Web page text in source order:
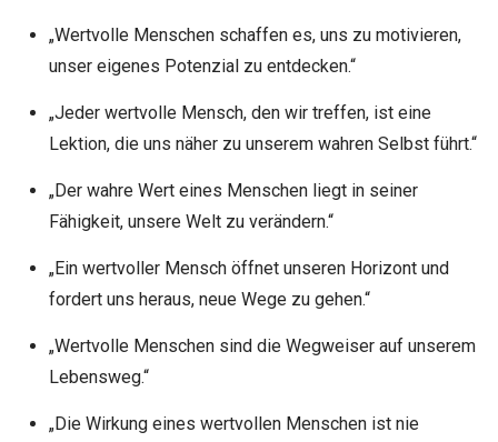
„Wertvolle Menschen schaffen es, uns zu motivieren,
unser eigenes Potenzial zu entdecken.“
„Jeder wertvolle Mensch, den wir treffen, ist eine
Lektion, die uns näher zu unserem wahren Selbst führt.“
„Der wahre Wert eines Menschen liegt in seiner
Fähigkeit, unsere Welt zu verändern.“
„Ein wertvoller Mensch öffnet unseren Horizont und
fordert uns heraus, neue Wege zu gehen.“
„Wertvolle Menschen sind die Wegweiser auf unserem
Lebensweg.“
„Die Wirkung eines wertvollen Menschen ist nie